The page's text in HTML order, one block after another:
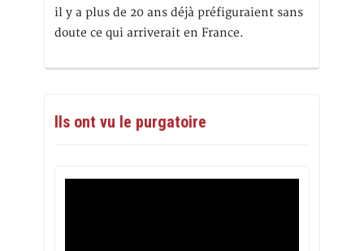
il y a plus de 20 ans déjà préfiguraient sans
doute ce qui arriverait en France.
Ils ont vu le purgatoire